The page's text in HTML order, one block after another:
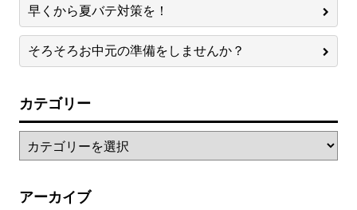
早くから夏バテ対策を！
そろそろお中元の準備をしませんか？
カテゴリー
アーカイブ